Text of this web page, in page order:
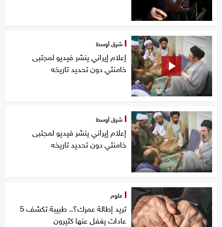
شرق أوسط
إعلام إيراني ينشر فيديو لمجتبى
خامنئي دون تحديد تاريخه
شرق أوسط
إعلام إيراني ينشر فيديو لمجتبى
خامنئي دون تحديد تاريخه
علوم
تريد إطالة عمرك؟.. طبيبة تكشف 5
عادات يغفل عنها كثيرون